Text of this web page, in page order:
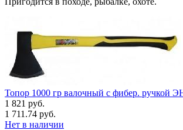
Топор 1000 гр валочный с фибер. ручкой
1 821 руб.
1 711.74 руб.
Нет в наличии